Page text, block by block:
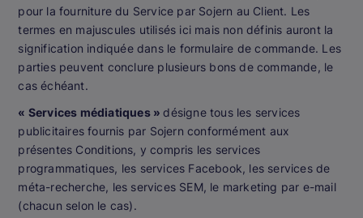
pour la fourniture du Service par Sojern au Client. Les
termes en majuscules utilisés ici mais non définis auront la
signification indiquée dans le formulaire de commande. Les
parties peuvent conclure plusieurs bons de commande, le
cas échéant.
« Services médiatiques »désigne tous les services
publicitaires fournis par Sojern conformément aux
présentes Conditions, y compris les services
programmatiques, les services Facebook, les services de
méta-recherche, les services SEM, le marketing par e-mail
(chacun selon le cas).